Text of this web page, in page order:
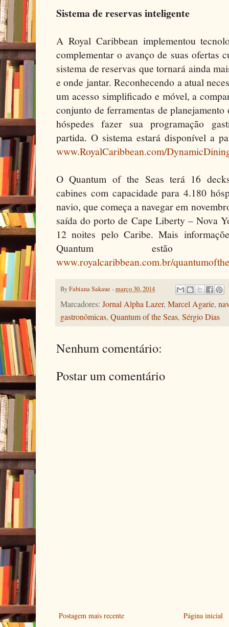
Sistema de reservas inteligente
A Royal Caribbean implementou
complementar o avanço de suas ofertas
sistema de reservas que tornará ainda
e onde jantar. Reconhecendo a atual
um acesso simplificado e móvel, a
conjunto de ferramentas de
hóspedes fazer sua programação
partida. O sistema estará disponível a
www.RoyalCaribbean.com/
O Quantum of the Seas terá 16
cabines com capacidade para 4.180
navio, que começa a navegar em
saída do porto de Cape Liberty – Nova
12 noites pelo Caribe. Mais
Quantum estão
www.royalcaribbean.com.br/
ByFabiana Sakaue -março 30, 2014
Marcadores: Jornal Alpha Lazer, Marcel Agarie,
gastronômicas, Quantum of the Seas, Sérgio Dias
Nenhum comentário:
Postar um comentário
Postagem mais recente Página inicial